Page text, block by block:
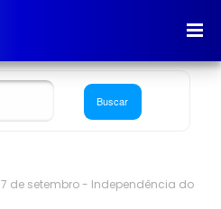
7 de setembro - Independência do